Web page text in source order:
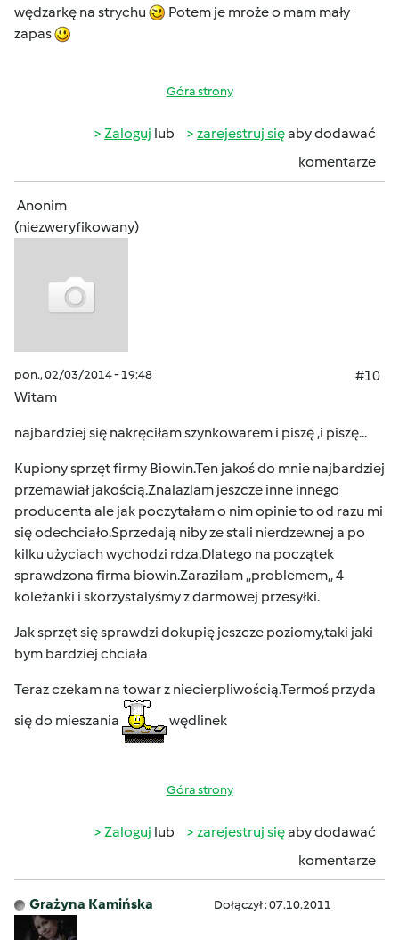
wędzarkę na strychu
Potem je mroże o mam mały
zapas
Góra strony
Zaloguj lub zarejestruj sięaby dodawać
komentarze
Anonim
(niezweryfikowany)
pon., 02/03/2014 - 19:48
#10
Witam
najbardziej się nakręciłam szynkowarem i piszę ,i piszę...
Kupiony sprzęt firmy Biowin.Ten jakoś do mnie najbardziej
przemawiał jakością.Znalazlam jeszcze inne innego
producenta ale jak poczytałam o nim opinie to od razu mi
się odechciało.Sprzedają niby ze stali nierdzewnej a po
kilku użyciach wychodzi rdza.Dlatego na początek
sprawdzona firma biowin.Zarazilam ,,problemem,, 4
koleżanki i skorzystalyśmy z darmowej przesyłki.
Jak sprzęt się sprawdzi dokupię jeszcze poziomy,taki jaki
bym bardziej chciała
Teraz czekam na towar z niecierpliwością.Termoś przyda
się do mieszania
wędlinek
Góra strony
Zaloguj lub zarejestruj sięaby dodawać
komentarze
Grażyna Kamińska Dołączył : 07.10.2011